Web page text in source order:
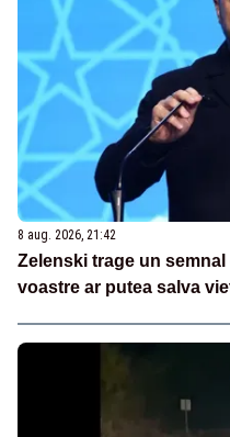
8 aug. 2026, 21:42
Zelenski trage un
voastre ar putea salva